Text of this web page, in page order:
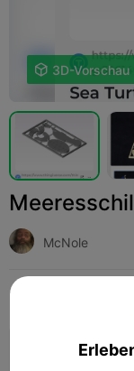
 3D-Vorschau
McNole
Print Settings
